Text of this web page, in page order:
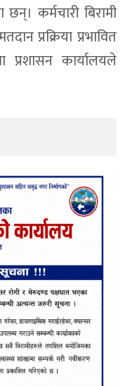
कर्मचारी बिरामी
प्रक्रिया प्रभावित
कार्यालयले